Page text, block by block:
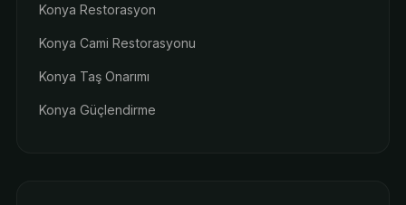
Konya Restorasyon
Konya Cami Restorasyonu
Konya Taş Onarımı
Konya Güçlendirme